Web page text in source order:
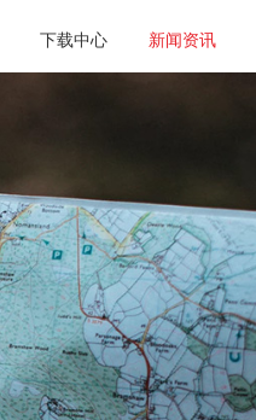
下载中心 新闻资讯